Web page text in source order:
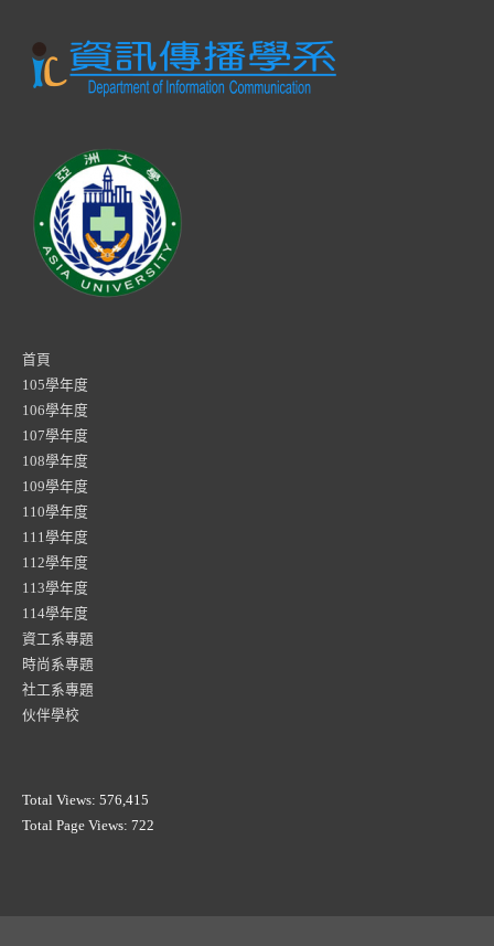
首頁
105學年度
106學年度
107學年度
108學年度
109學年度
110學年度
111學年度
112學年度
113學年度
114學年度
資工系專題
時尚系專題
社工系專題
伙伴學校
Total Views: 576,415
Total Page Views: 722